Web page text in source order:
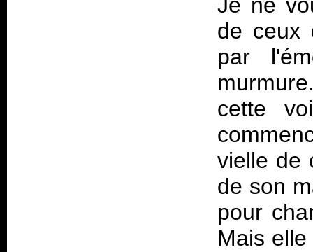
de ceux
par
cette
vielle de
de son
pour
Mais